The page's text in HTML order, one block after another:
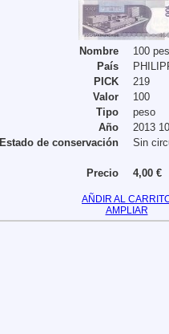
Nombre
100
País
PICK
219
Valor
100
Tipo
peso
Año
2013
Estado de conservación
Sin
Precio 4,00 €
AÑDIR AL
AMPLIAR